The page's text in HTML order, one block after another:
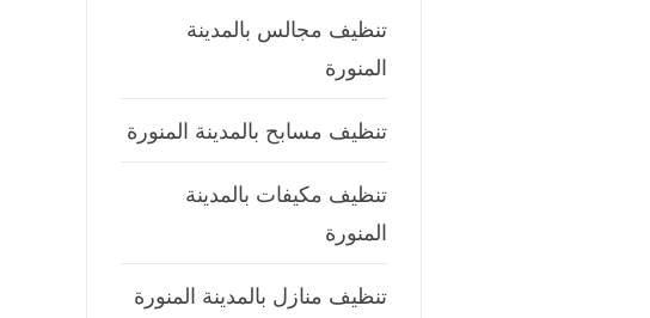
تنظيف مجالس بالمدينة
المنورة
تنظيف مسابح بالمدينة المنورة
تنظيف مكيفات بالمدينة
المنورة
تنظيف منازل بالمدينة المنورة